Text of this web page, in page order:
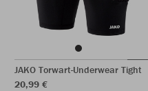
JAKO Torwart-Underwear Tight
20,99 €